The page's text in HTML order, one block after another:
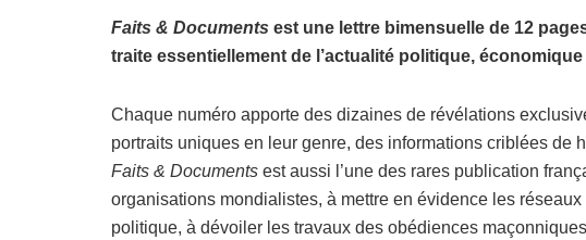
Faits & Documents est une lettre bimensuelle de 12
traite essentiellement de l’actualité politique,
Chaque numéro apporte des dizaines de révélations
portraits uniques en leur genre, des informations criblées de
Faits & Documents est aussi l’une des rares publication
organisations mondialistes, à mettre en évidence les
politique, à dévoiler les travaux des obédiences